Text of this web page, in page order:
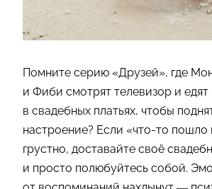
Помните серию «Друзей», где
и Фиби смотрят телевизор и едят
в свадебных платьях, чтобы
настроение? Если «что-то пошло
грустно, доставайте своё
и просто полюбуйтесь собой.